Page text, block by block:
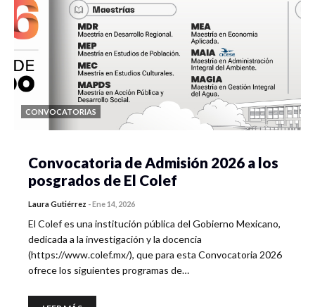
CONVOCATORIAS
Convocatoria de Admisión 2026 a los
posgrados de El Colef
Laura Gutiérrez -Ene 14, 2026
El Colef es una institución pública del Gobierno Mexicano,
dedicada a la investigación y la docencia
(https://www.colef.mx/), que para esta Convocatoria 2026
ofrece los siguientes programas de…